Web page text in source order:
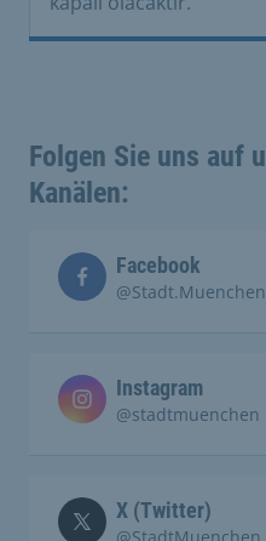
Folgen Sie uns auf
Kanälen:
Facebook
@Stadt.Muenchen
Instagram
@stadtmuenchen
X (Twitter)